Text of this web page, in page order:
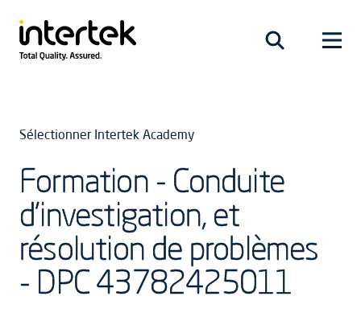
Sélectionner Intertek Academy
Formation - Conduite
d’investigation, et
résolution de problèmes
- DPC 43782425011